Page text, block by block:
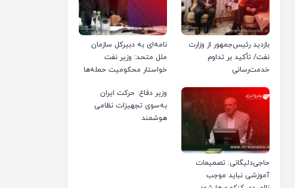
بازدید رئیس‌جمهور از وزارت
نفت/ تأکید بر تداوم
خدمت‌رسانی
نامه‌ای به دبیرکل سازمان
ملل متحد: وزیر نفت
خواستار محکومیت حمله‌ها
ایران شد
حاجی‌دلیگانی: تصمیمات
آموزشی نباید موجب
وزیر دفاع: حرکت ایران
به‌سوی تجهیزات نظامی
هوشمند